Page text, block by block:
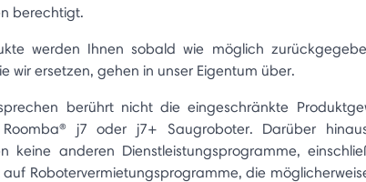
berechtigt.
werden Ihnen sobald wie möglich
wir ersetzen, gehen in unser Eigentum über.
berührt nicht die eingeschränkte
j7 oder j7+ Saugroboter. Darüber
keine anderen Dienstleistungsprogramme,
Robotervermietungsprogramme, die